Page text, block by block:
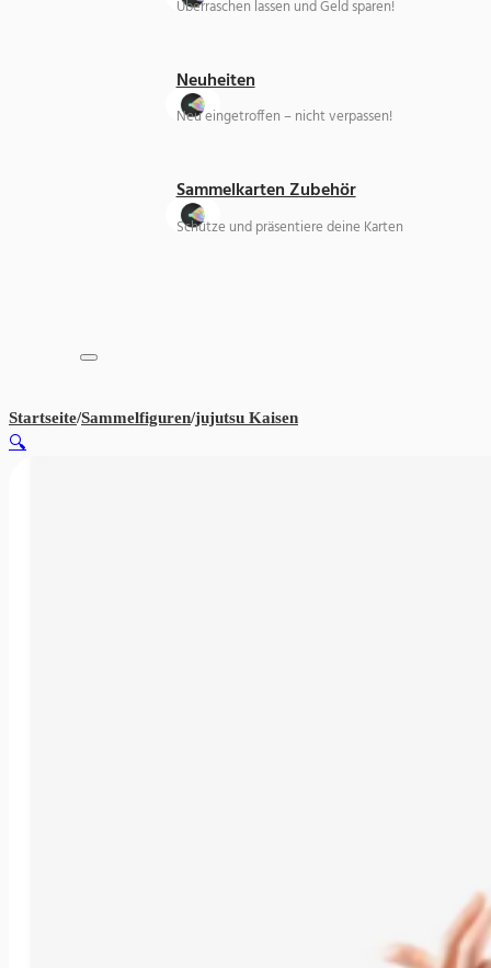
Überraschen lassen und Geld sparen!
Neuheiten
Neu eingetroffen – nicht verpassen!
Sammelkarten Zubehör
Schütze und präsentiere deine Karten
Startseite/Sammelfiguren/jujutsu Kaisen
🔍